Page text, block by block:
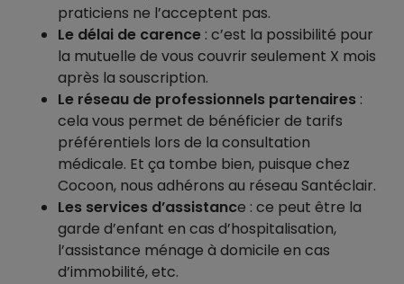
praticiens ne l’acceptent pas.
Le délai de carence : c’est la possibilité pour
la mutuelle de vous couvrir seulement X mois
après la souscription.
Le réseau de professionnels partenaires :
cela vous permet de bénéficier de tarifs
préférentiels lors de la consultation
médicale. Et ça tombe bien, puisque chez
Cocoon, nous adhérons au réseau Santéclair.
Les services d’assistance : ce peut être la
garde d’enfant en cas d’hospitalisation,
l’assistance ménage à domicile en cas
d’immobilité, etc.